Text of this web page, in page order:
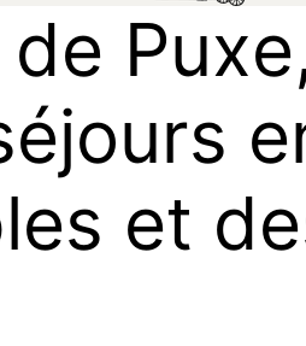
de Puxe
éjours e
les et de